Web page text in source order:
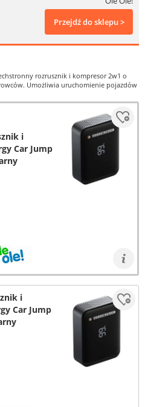
Przejdź do sklepu >
rozrusznik i kompresor 2w1 o
Umożliwia uruchomienie pojazdów
i
Car Jump
i
Car Jump